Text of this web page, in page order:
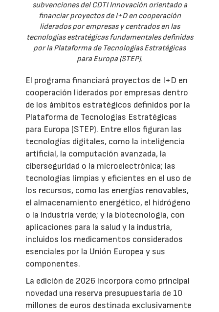
subvenciones del CDTI Innovación orientado a
financiar proyectos de I+D en cooperación
liderados por empresas y centrados en las
tecnologías estratégicas fundamentales definidas
por la Plataforma de Tecnologías Estratégicas
para Europa (STEP).
El programa financiará proyectos de I+D en
cooperación liderados por empresas dentro
de los ámbitos estratégicos definidos por la
Plataforma de Tecnologías Estratégicas
para Europa (STEP). Entre ellos figuran las
tecnologías digitales, como la inteligencia
artificial, la computación avanzada, la
ciberseguridad o la microelectrónica; las
tecnologías limpias y eficientes en el uso de
los recursos, como las energías renovables,
el almacenamiento energético, el hidrógeno
o la industria verde; y la biotecnología, con
aplicaciones para la salud y la industria,
incluidos los medicamentos considerados
esenciales por la Unión Europea y sus
componentes.
La edición de 2026 incorpora como principal
novedad una reserva presupuestaria de 10
millones de euros destinada exclusivamente